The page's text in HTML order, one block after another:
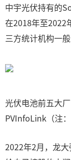
中宇光伏持有的
在2018年至2022
三方统计机构一
光伏电池前五大
PVInfoLink（注
2022年2月，龙